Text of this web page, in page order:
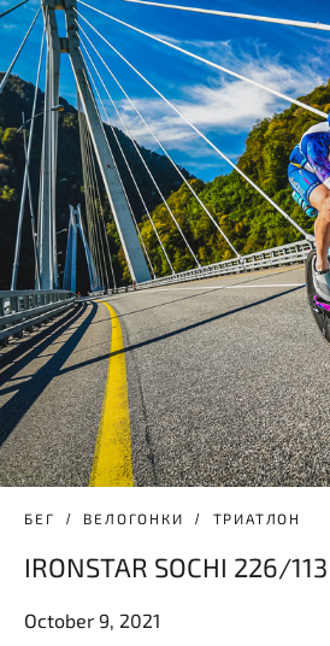
БЕГ ВЕЛОГОНКИ ТРИАТЛОН
IRONSTAR SOCHI 226/113
October 9, 2021